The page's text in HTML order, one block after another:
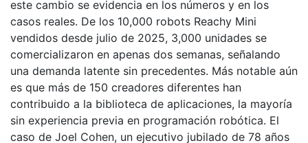
este cambio se evidencia en los números y en los
casos reales. De los 10,000 robots Reachy Mini
vendidos desde julio de 2025, 3,000 unidades se
comercializaron en apenas dos semanas, señalando
una demanda latente sin precedentes. Más notable aún
es que más de 150 creadores diferentes han
contribuido a la biblioteca de aplicaciones, la mayoría
sin experiencia previa en programación robótica. El
caso de Joel Cohen, un ejecutivo jubilado de 78 años